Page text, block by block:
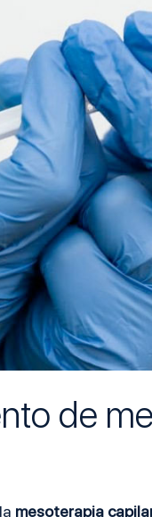
de
mesoterapia